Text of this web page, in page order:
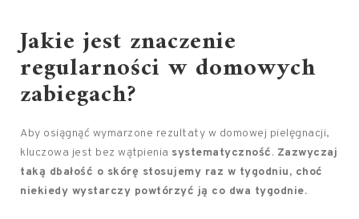
Jakie jest znaczenie
regularności w domowych
zabiegach?
Aby osiągnąć wymarzone rezultaty w domowej pielęgnacji,
kluczowa jest bez wątpienia systematyczność. Zazwyczaj
taką dbałość o skórę stosujemy raz w tygodniu, choć
niekiedy wystarczy powtórzyć ją co dwa tygodnie.